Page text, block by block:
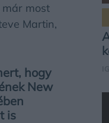
most
Martin,
hogy
New
is